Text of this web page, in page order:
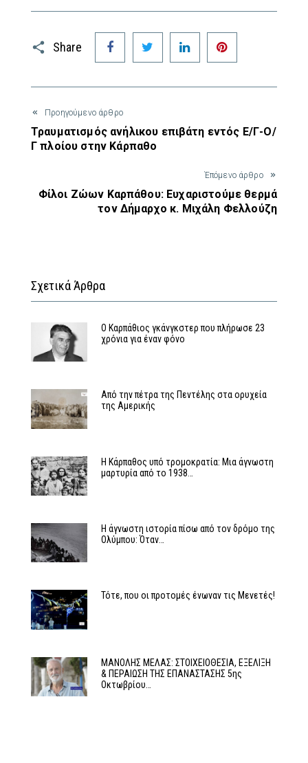
Share
Facebook Twitter LinkedIn
Προηγούμενο άρθρο
Τραυματισμός ανήλικου επιβάτη εντός Ε/Γ-Ο/
Γ πλοίου στην Κάρπαθο
Έπόμενο άρθρο
Φίλοι Ζώων Καρπάθου: Ευχαριστούμε θερμά
τον Δήμαρχο κ. Μιχάλη Φελλούζη
Σχετικά Άρθρα
Ο Καρπάθιος γκάνγκστερ που πλήρωσε 23
χρόνια για έναν φόνο
Από την πέτρα της Πεντέλης στα ορυχεία
της Αμερικής
Η Κάρπαθος υπό τρομοκρατία: Μια άγνωστη
μαρτυρία από το 1938…
Η άγνωστη ιστορία πίσω από τον δρόμο της
Ολύμπου: Όταν…
Τότε, που οι προτομές ένωναν τις Μενετές!
MΑΝΟΛΗΣ ΜΕΛΑΣ: ΣΤΟΙΧΕΙΟΘΕΣΙΑ, ΕΞΕΛΙΞΗ
& ΠΕΡΑΙΩΣΗ ΤΗΣ ΕΠΑΝΑΣΤΑΣΗΣ 5ης
Οκτωβρίου…